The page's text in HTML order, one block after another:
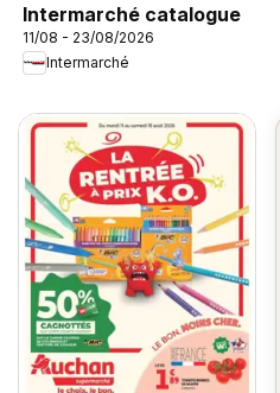
Intermarché catalogue
11/08 - 23/08/2026
Intermarché